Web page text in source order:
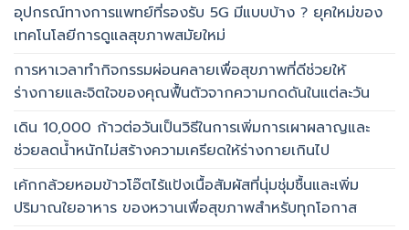
อุปกรณ์ทางการแพทย์ที่รองรับ 5G มีแบบบ้าง ? ยุคใหม่ของ
เทคโนโลยีการดูแลสุขภาพสมัยใหม่
การหาเวลาทำกิจกรรมผ่อนคลายเพื่อสุขภาพที่ดีช่วยให้
ร่างกายและจิตใจของคุณฟื้นตัวจากความกดดันในแต่ละวัน
เดิน 10,000 ก้าวต่อวันเป็นวิธีในการเพิ่มการเผาผลาญและ
ช่วยลดน้ำหนักไม่สร้างความเครียดให้ร่างกายเกินไป
เค้กกล้วยหอมข้าวโอ๊ตไร้แป้งเนื้อสัมผัสที่นุ่มชุ่มชื้นและเพิ่ม
ปริมาณใยอาหาร ของหวานเพื่อสุขภาพสำหรับทุกโอกาส